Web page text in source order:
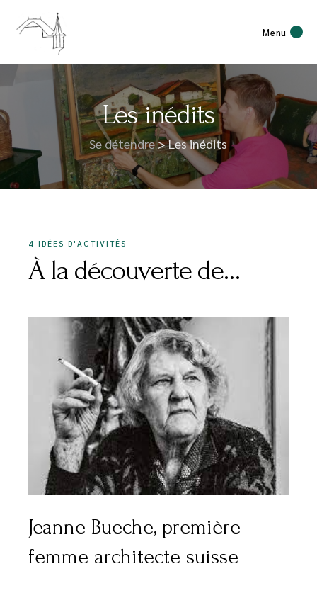
Menu
Les inédits
Se détendre> Les inédits
4 IDÉES D'ACTIVITÉS
À la découverte de…
Jeanne Bueche, première
femme architecte suisse